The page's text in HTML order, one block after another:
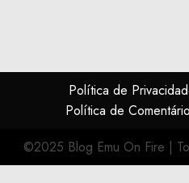
Política de
Política de
©2025 Blog Emu On Fire |